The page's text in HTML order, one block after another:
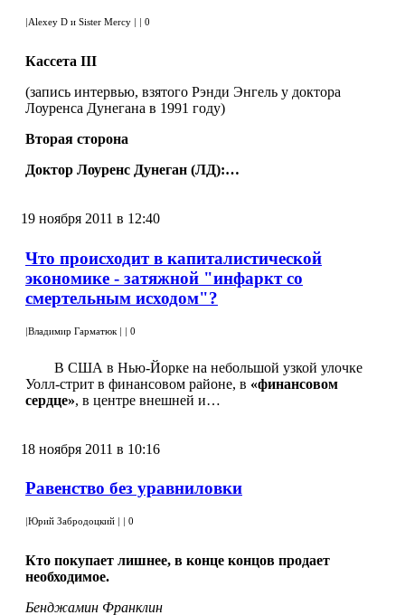
|Alexey D и Sister Mercy | | 0
Кассета III
(запись интервью, взятого Рэнди Энгель у доктора
Лоуренса Дунегана в 1991 году)
Вторая сторона
Доктор Лоуренс Дунеган (ЛД):…
19 ноября 2011 в 12:40
Что происходит в капиталистической
экономике - затяжной "инфаркт со
смертельным исходом"?
|Владимир Гарматюк | | 0
В США в Нью-Йорке на небольшой узкой улочке
Уолл-стрит в финансовом районе, в «финансовом
сердце», в центре внешней и…
18 ноября 2011 в 10:16
Равенство без уравниловки
|Юрий Забродоцкий | | 0
Кто покупает лишнее, в конце концов продает
необходимое.
Бенджамин Франклин